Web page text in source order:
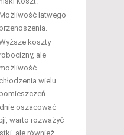
łatwego
koszty
ale
chłodzenia wielu
oszacować
warto rozważyć
ale również